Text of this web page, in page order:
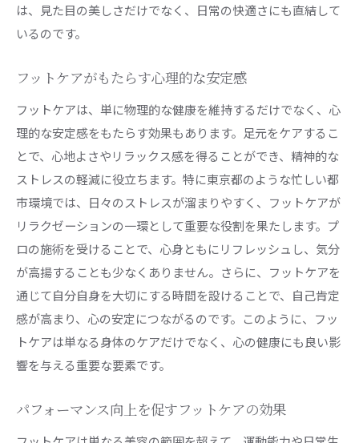
は、見た目の美しさだけでなく、日常の快適さにも直結して
いるのです。
フットケアがもたらす心理的な安定感
フットケアは、単に物理的な健康を維持するだけでなく、心
理的な安定感をもたらす効果もあります。足元をケアするこ
とで、心地よさやリラックス感を得ることができ、精神的な
ストレスの軽減に役立ちます。特に東京都のような忙しい都
市環境では、日々のストレスが溜まりやすく、フットケアが
リラクゼーションの一環として重要な役割を果たします。プ
ロの施術を受けることで、心身ともにリフレッシュし、気分
が高揚することも少なくありません。さらに、フットケアを
通じて自分自身を大切にする時間を設けることで、自己肯定
感が高まり、心の安定につながるのです。このように、フッ
トケアは単なる身体のケアだけでなく、心の健康にも良い影
響を与える重要な要素です。
パフォーマンス向上を促すフットケアの効果